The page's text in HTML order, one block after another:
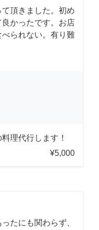
頂きました。初め
かったです。お店
られない。有り難
理代行します！
¥5,000
たにも関わらず、